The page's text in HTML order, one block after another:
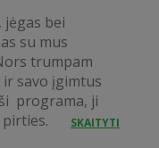
jėgas bei
su mus
trumpam
savo įgimtus
programa, ji
SKAITYTI